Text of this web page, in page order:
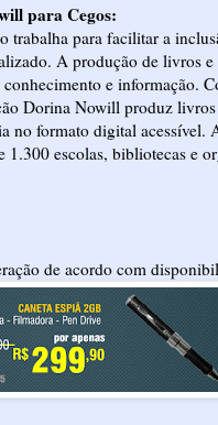
para Cegos:
trabalha para facilitar a
A produção de livros
e informação.
Dorina Nowill produz
no formato digital acessível.
escolas, bibliotecas e
de acordo com